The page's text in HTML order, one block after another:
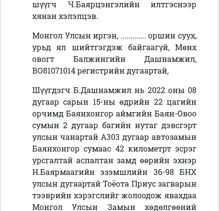
шүүгч Ч.Баярцэнгэлийн илтгэснээр
хянан хэлэлцэв.
Монгол Улсын иргэн, ............. оршин суух,
урьд ял шийтгэгдэж байгаагүй, Мөнх
овогт Балжингийн Дашнамжил,
ВО81071014 регистрийн дугаартай,
Шүүгдэгч Б.Дашнамжил нь 2022 оны 08
дугаар сарын 15-ны өдрийн 22 цагийн
орчимд Баянхонгор аймгийн Баян-Овоо
сумын 2 дугаар багийн нутаг дэвсгэрт
улсын чанартай А303 дугаар автозамын
Баянхонгор сумаас 42 километрт эсрэг
урсгалтай аспалтан замд өөрийн эхнэр
Н.Баярмаагийн эзэмшлийн 36-98 БНХ
улсын дугаартай Тоёота Приус загварын
тээврийн хэрэгслийг жолоодож явахдаа
Монгол Улсын Замын хөдөлгөөний